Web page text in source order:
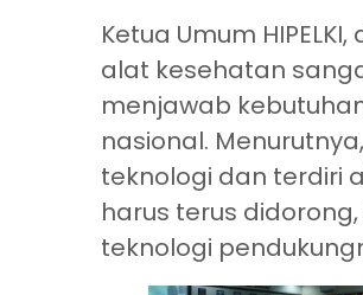
Ketua Umum
alat kesehatan
menjawab
nasional.
teknologi dan terdiri
harus terus
teknologi